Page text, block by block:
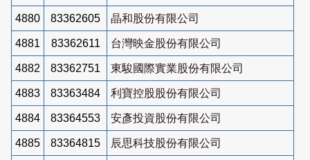
4880 83362605 晶和股份有限公司
4881 83362611 台灣映金股份有限公司
4882 83362751 東駿國際實業股份有限公司
4883 83363484 利寶控股股份有限公司
4884 83364553 安彥投資股份有限公司
4885 83364815 辰思科技股份有限公司